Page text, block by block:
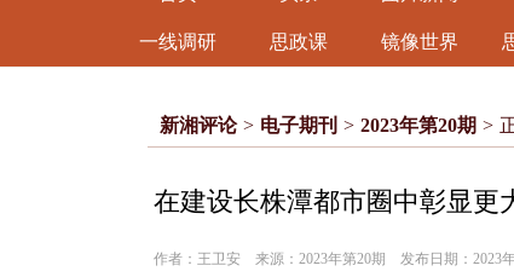
一线调研 思政课 镜像世界
新湘评论 > 电子期刊 > 2023年第20期 >
在建设长株潭都市圈中彰显更
作者：王卫安 来源：2023年第20期 发布日期：2023